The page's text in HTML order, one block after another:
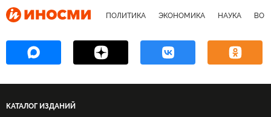
ПОЛИТИКА ЭКОНОМИКА НАУКА
КАТАЛОГ ИЗДАНИЙ